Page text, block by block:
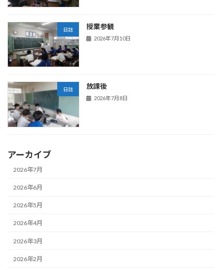
日誌 授業参観
2026年7月10日
日誌 放課後
2026年7月8日
アーカイブ
2026年7月
2026年6月
2026年5月
2026年4月
2026年3月
2026年2月